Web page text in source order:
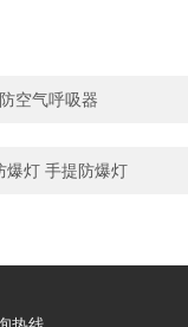
空气呼吸器
爆灯 手提防爆灯